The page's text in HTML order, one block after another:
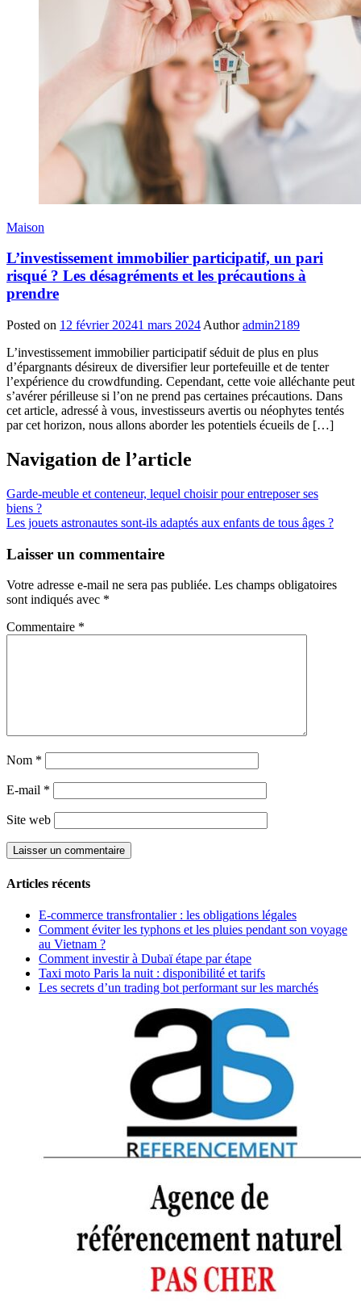
Maison
L’investissement immobilier participatif, un pari
risqué ? Les désagréments et les précautions à
prendre
Posted on 12 février 20241 mars 2024 Author admin2189
L’investissement immobilier participatif séduit de plus en plus
d’épargnants désireux de diversifier leur portefeuille et de tenter
l’expérience du crowdfunding. Cependant, cette voie alléchante peut
s’avérer périlleuse si l’on ne prend pas certaines précautions. Dans
cet article, adressé à vous, investisseurs avertis ou néophytes tentés
par cet horizon, nous allons aborder les potentiels écueils de […]
Navigation de l’article
Garde-meuble et conteneur, lequel choisir pour entreposer ses
biens ?
Les jouets astronautes sont-ils adaptés aux enfants de tous âges ?
Laisser un commentaire
Votre adresse e-mail ne sera pas publiée. Les champs obligatoires
sont indiqués avec *
Commentaire *
Nom *
E-mail *
Site web
Articles récents
E-commerce transfrontalier : les obligations légales
Comment éviter les typhons et les pluies pendant son voyage
au Vietnam ?
Comment investir à Dubaï étape par étape
Taxi moto Paris la nuit : disponibilité et tarifs
Les secrets d’un trading bot performant sur les marchés